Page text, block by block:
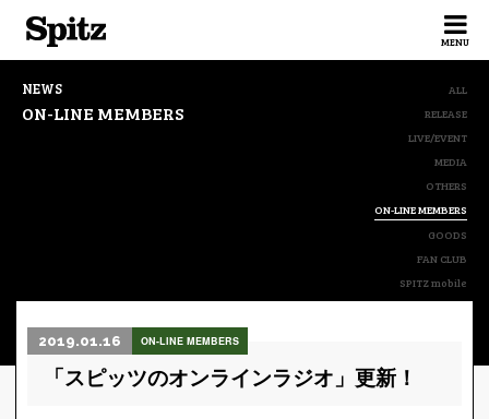
MENU
NEWS
ON-LINE MEMBERS
ALL
RELEASE
LIVE/EVENT
MEDIA
OTHERS
ON-LINE MEMBERS
GOODS
FAN CLUB
SPITZ mobile
2019.01.16 ON-LINE MEMBERS
「スピッツのオンラインラジオ」更新！